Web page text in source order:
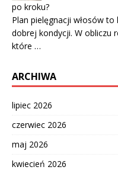
po kroku?
Plan pielęgnacji włosów
dobrej kondycji. W obliczu
które …
ARCHIWA
lipiec 2026
czerwiec 2026
maj 2026
kwiecień 2026